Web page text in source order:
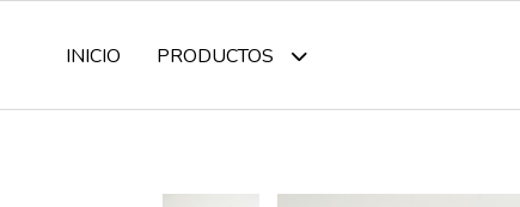
INICIO PRODUCTOS